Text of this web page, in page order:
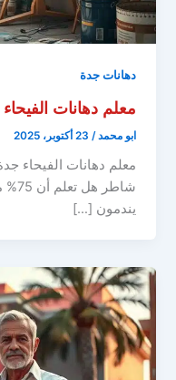
دهانات جدة
معلم دهانات
ابو محمد/ 23 أكتوبر، 2025
معلم دهانات الفيحاء
يندمون […]